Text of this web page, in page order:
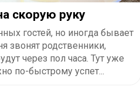
скорую руку
гостей, но иногда бывает
звонят родственники,
через пол часа. Тут уже
по-быстрому успет...